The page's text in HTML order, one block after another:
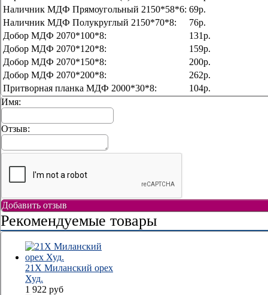
Наличник МДФ Прямоугольный 2150*58*6: 69р.
Наличник МДФ Полукруглый 2150*70*8:
76р.
Добор МДФ 2070*100*8:
131р.
Добор МДФ 2070*120*8:
159р.
Добор МДФ 2070*150*8:
200р.
Добор МДФ 2070*200*8:
262р.
Притворная планка МДФ 2000*30*8:
104р.
Имя:
Отзыв:
Добавить отзыв
Рекомендуемые товары
21Х Миланский орех
Худ.
1 922 руб